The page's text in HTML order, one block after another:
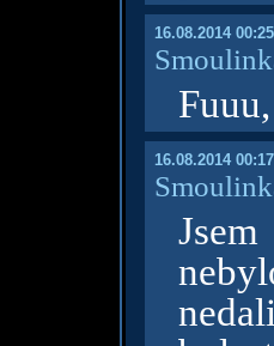
16.08.2014
16.08.2014
nedali